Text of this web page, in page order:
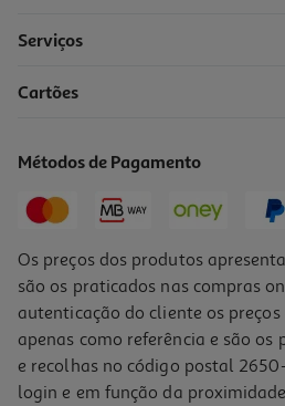
11,10 € PVP de editor
-10%
Serviços
Cartões
Métodos de Pagamento
Os preços dos produtos
são os praticados nas compras
autenticação do cliente os
apenas como referência e são
e recolhas no código postal
login e em função da